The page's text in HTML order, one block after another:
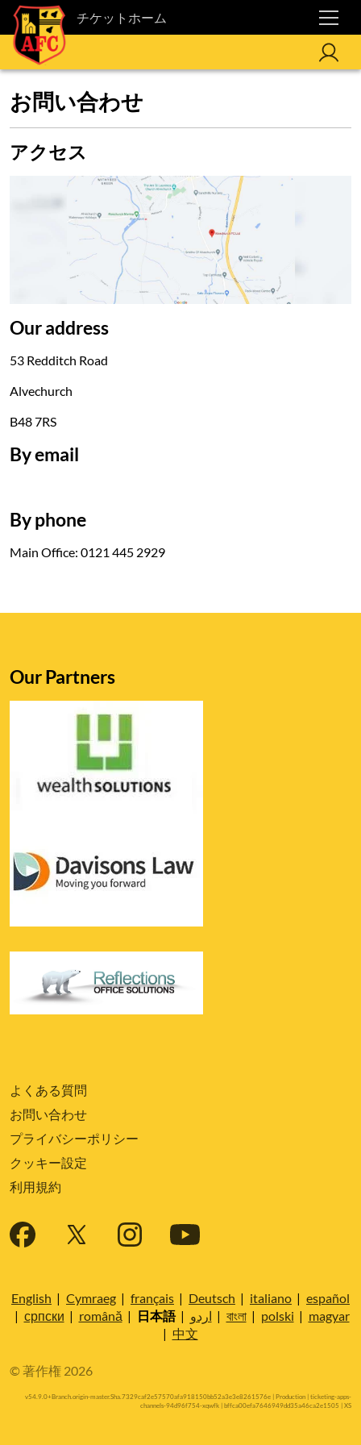
チケットホーム
お問い合わせ
アクセス
Our address
53 Redditch Road
Alvechurch
B48 7RS
By email
By phone
Main Office: 0121 445 2929
よくある質問
お問い合わせ
プライバシーポリシー
クッキー設定
利用規約
Our Partners
English | Cymraeg | français | Deutsch | italiano | español
| српски | română | 日本語| اردو | বাংলা| polski | magyar
| 中文
© 著作権 2026
v54.9.0+Branch.origin-master.Sha.7329caf2e57570afa918150bb52a3e3e8261576e | Production | ticketing-apps-
channels-94d96f754-xqwfk | bffca00efa7646949dd35a46ca2e1505 | XS